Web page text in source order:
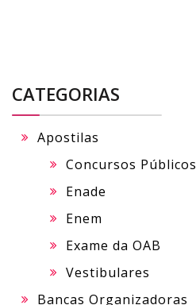
CATEGORIAS
Apostilas
Concursos Públicos
Enade
Enem
Exame da OAB
Vestibulares
Bancas Organizadoras